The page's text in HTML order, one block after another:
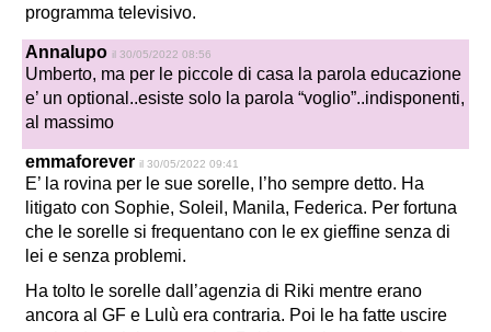
programma televisivo.
Annalupo il 30/05/2022 08:56
Umberto, ma per le piccole di casa la parola educazione
e’ un optional..esiste solo la parola “voglio”..indisponenti,
al massimo
emmaforever il 30/05/2022 09:41
E’ la rovina per le sue sorelle, l’ho sempre detto. Ha
litigato con Sophie, Soleil, Manila, Federica. Per fortuna
che le sorelle si frequentano con le ex gieffine senza di
lei e senza problemi.
Ha tolto le sorelle dall’agenzia di Riki mentre erano
ancora al GF e Lulù era contraria. Poi le ha fatte uscire